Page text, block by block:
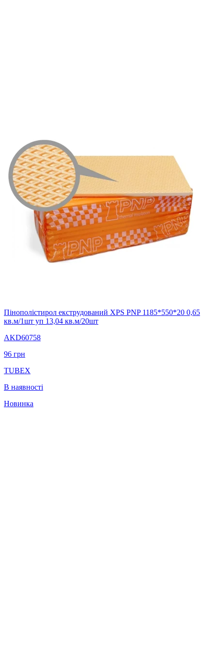
Пінополістирол екструдований XPS PNP 1185*550*20 0,65
кв.м/1шт уп 13,04 кв.м/20шт
AKD60758
96 грн
TUBEX
В наявності
Новинка